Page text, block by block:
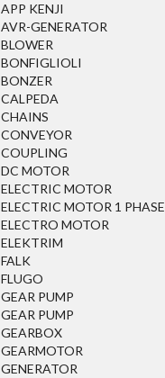
APP KENJI
AVR-GENERATOR
BLOWER
BONFIGLIOLI
BONZER
CALPEDA
CHAINS
CONVEYOR
COUPLING
DC MOTOR
ELECTRIC MOTOR
ELECTRIC MOTOR 1 PHASE
ELECTRO MOTOR
ELEKTRIM
FALK
FLUGO
GEAR PUMP
GEAR PUMP
GEARBOX
GEARMOTOR
GENERATOR